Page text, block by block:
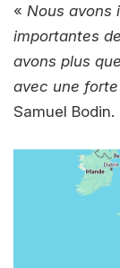
« Nous avons
importantes
avons plus
avec une
Samuel Bodin.